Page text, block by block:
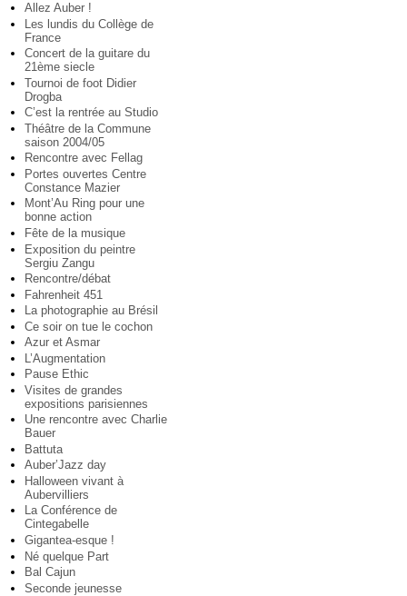
Allez Auber !
Les lundis du Collège de
France
Concert de la guitare du
21ème siecle
Tournoi de foot Didier
Drogba
C’est la rentrée au Studio
Théâtre de la Commune
saison 2004/05
Rencontre avec Fellag
Portes ouvertes Centre
Constance Mazier
Mont’Au Ring pour une
bonne action
Fête de la musique
Exposition du peintre
Sergiu Zangu
Rencontre/débat
Fahrenheit 451
La photographie au Brésil
Ce soir on tue le cochon
Azur et Asmar
L’Augmentation
Pause Ethic
Visites de grandes
expositions parisiennes
Une rencontre avec Charlie
Bauer
Battuta
Auber’Jazz day
Halloween vivant à
Aubervilliers
La Conférence de
Cintegabelle
Gigantea-esque !
Né quelque Part
Bal Cajun
Seconde jeunesse